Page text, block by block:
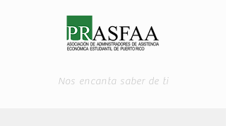
Nos encanta saber de ti